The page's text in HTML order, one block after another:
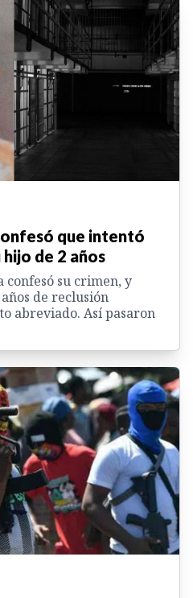
que intentó
de 2 años
confesó su crimen, y
de reclusión
abreviado. Así pasaron